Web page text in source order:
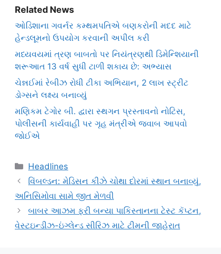
Related News
ઓડિશાના ગવર્નર કમ્થમપતિએ બણકરોની મદદ માટે
હેન્ડલૂમનો ઉપયોગ કરવાની અપીલ કરી
મધ્યવયમાં ત્રણ બાબતો પર નિયંત્રણથી ડિમેન્શિયાની
શરૂઆત 13 વર્ષ સુધી ટાળી શકાય છે: અભ્યાસ
ચેન્નઈમાં રેબીઝ રોધી ટીકા અભિયાન, 2 લાખ સ્ટ્રીટ
ડોગ્સને લક્ષ્ય બનાવ્યું
મણિકમ ટેગોર બી. દ્વારા સ્થગન પ્રસ્તાવનો નોટિસ,
પોલીસની કાર્યવાહી પર ગૃહ મંત્રીએ જવાબ આપવો
જોઈએ
Categories
Headlines
વિંબલ્ડન: મેડિસન કીઝે ચોથા દોરમાં સ્થાન બનાવ્યું,
અનિસિમોવા સામે જીત મેળવી
બાબર આઝમ ફરી બન્યા પાકિસ્તાનના ટેસ્ટ કૅપ્ટન,
વેસ્ટઇન્ડીઝ-ઇંગ્લેન્ડ સીરિઝ માટે ટીમની જાહેરાત